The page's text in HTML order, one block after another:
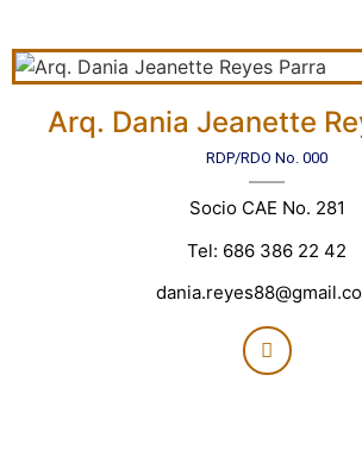
Arq. Dania Jeanette
RDP/RDO No. 000
Socio CAE No. 281
Tel: 686 386 22 42